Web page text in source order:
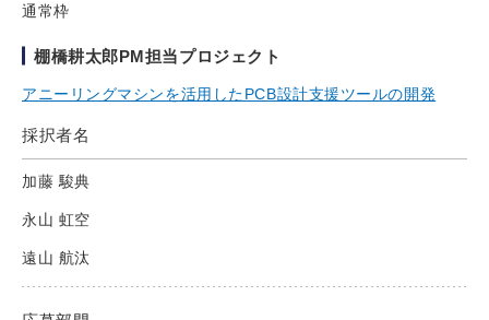
通常枠
棚橋耕太郎PM担当プロジェクト
アニーリングマシンを活用したPCB設計支援ツールの開発
採択者名
加藤 駿典
永山 虹空
遠山 航汰